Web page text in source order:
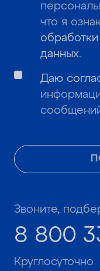
что я
данных.
Даю
Звоните,
8 800
Круглосуточно